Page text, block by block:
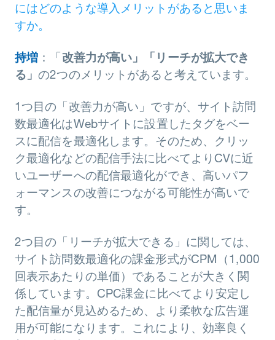
にはどのような導入メリットがあると思いま
すか。
持増 ：「改善力が高い」「リーチが拡大でき
る」の2つのメリットがあると考えています。
1つ目の「改善力が高い」ですが、サイト訪問
数最適化はWebサイトに設置したタグをベー
スに配信を最適化します。そのため、クリッ
ク最適化などの配信手法に比べてよりCVに近
いユーザーへの配信最適化ができ、高いパフ
ォーマンスの改善につながる可能性が高いで
す。
2つ目の「リーチが拡大できる」に関しては、
サイト訪問数最適化の課金形式がCPM（1,000
回表示あたりの単価）であることが大きく関
係しています。CPC課金に比べてより安定し
た配信量が見込めるため、より柔軟な広告運
用が可能になります。これにより、効率良く